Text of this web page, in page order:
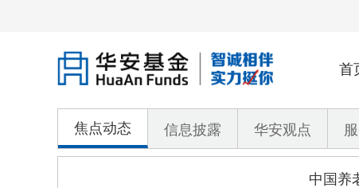
首
焦点动态 信息披露 华安观点
中国养